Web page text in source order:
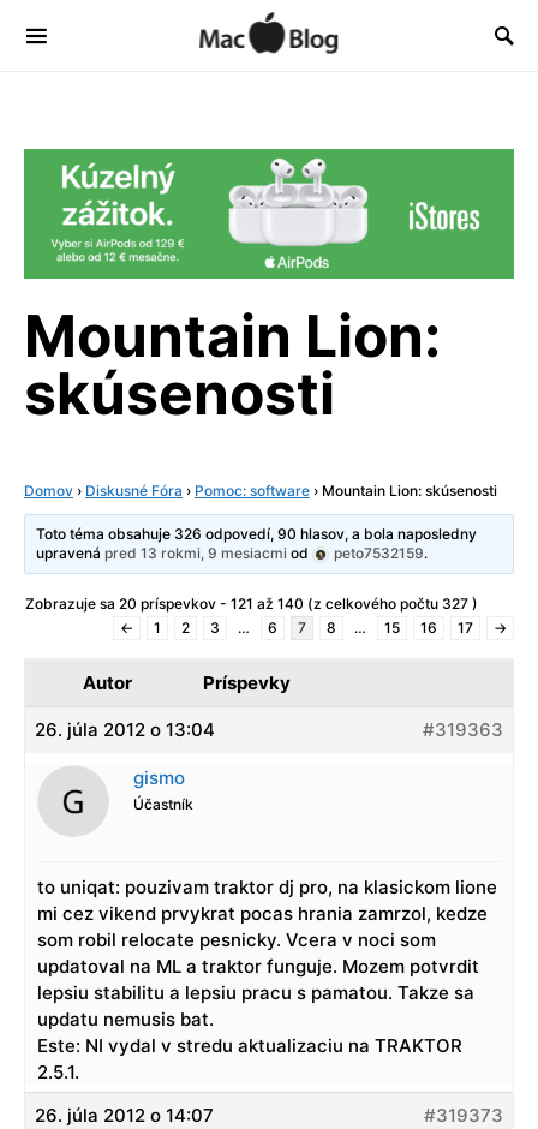
Mountain Lion:
skúsenosti
Domov › Diskusné Fóra › Pomoc: software › Mountain Lion: skúsenosti
Toto téma obsahuje 326 odpovedí, 90 hlasov, a bola naposledny
upravenápred 13 rokmi, 9 mesiacmi od peto7532159.
Zobrazuje sa 20 príspevkov - 121 až 140 (z celkového počtu 327 )
←
1 2 3 … 6 7 8 … 15 16 17 →
Autor Príspevky
26. júla 2012 o 13:04 #319363
gismo
Účastník
to uniqat: pouzivam traktor dj pro, na klasickom lione
mi cez vikend prvykrat pocas hrania zamrzol, kedze
som robil relocate pesnicky. Vcera v noci som
updatoval na ML a traktor funguje. Mozem potvrdit
lepsiu stabilitu a lepsiu pracu s pamatou. Takze sa
updatu nemusis bat.
Este: NI vydal v stredu aktualizaciu na TRAKTOR
2.5.1.
26. júla 2012 o 14:07
#319373